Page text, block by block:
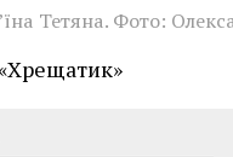
Тетяна. Фото: